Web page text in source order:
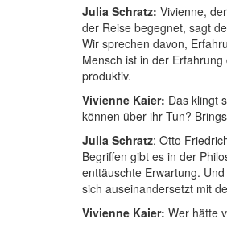
Julia Schratz: Vivienne,
der Reise begegnet, sagt
Wir sprechen davon,
Mensch ist in der
produktiv.
Vivienne Kaier: Das klingt
können über ihr Tun?
Julia Schratz: Otto
Begriffen gibt es in der
enttäuschte Erwartung.
sich auseinandersetzt mit
Vivienne Kaier: Wer hätte